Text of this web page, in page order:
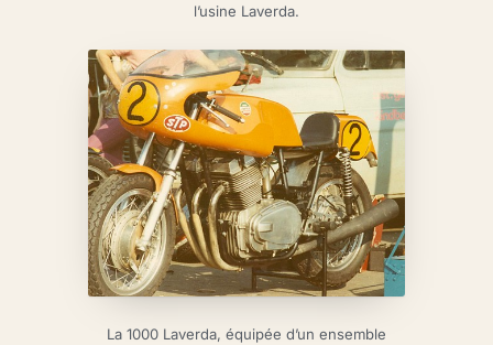
l’usine Laverda.
La 1000 Laverda, équipée d’un ensemble